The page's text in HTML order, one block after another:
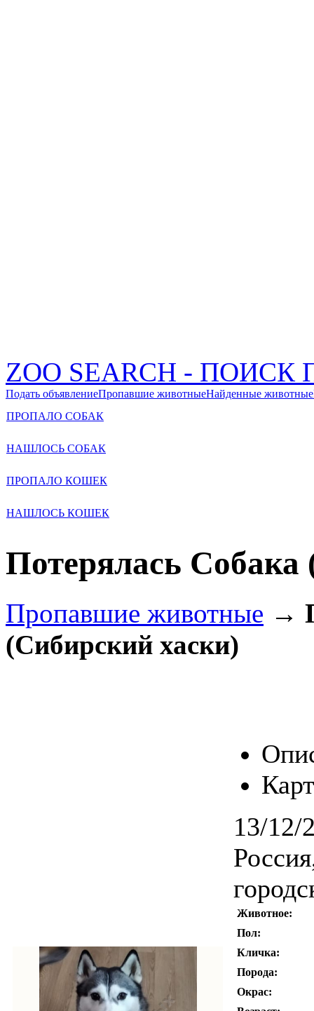
ZOO SEARCH -
Подать объявлениеПропавшие животныеНайденные животные
ПРОПАЛО СОБАК
НАШЛОСЬ СОБАК
ПРОПАЛО КОШЕК
НАШЛОСЬ КОШЕК
Потерялась
Пропавшие животные →
(Сибирский хаски)
13/12/
Животное:
Пол:
Кличка:
Порода:
Окрас: